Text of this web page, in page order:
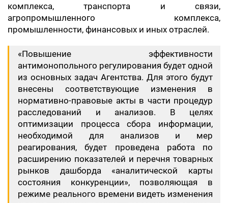
комплекса, транспорта и связи,
агропромышленного комплекса,
промышленности, финансовых и иных отраслей.
«Повышение эффективности
антимонопольного регулирования будет одной
из основных задач Агентства. Для этого будут
внесены соответствующие изменения в
нормативно-правовые акты в части процедур
расследований и анализов. В целях
оптимизации процесса сбора информации,
необходимой для анализов и мер
реагирования, будет проведена работа по
расширению показателей и перечня товарных
рынков дашборда «аналитической карты
состояния конкуренции», позволяющая в
режиме реального времени видеть изменения